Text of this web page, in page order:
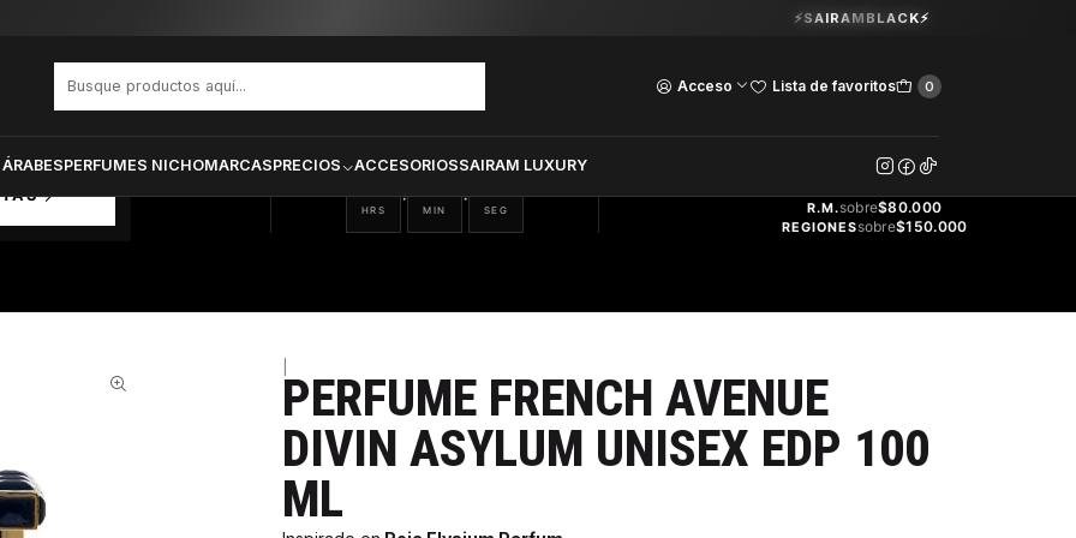
Acceso Lista de favoritos 0
PERFUMES NICHOMARCASPRECIOS ACCESORIOSSAIRAM LUXURY
Guardia Vieja 202. Oficina 102.Ver Horarios
⚡SAIRAMBLACK⚡
DIVIN ASYLUM UNISEX EDP 100 ML
16
HRS
: 08
MIN
: 42
SEG
GRATIS
R.M.sobre$80.000
REGIONESsobre$150.000
PERFUME FRENCH AVENUE
DIVIN ASYLUM UNISEX EDP 100
ML